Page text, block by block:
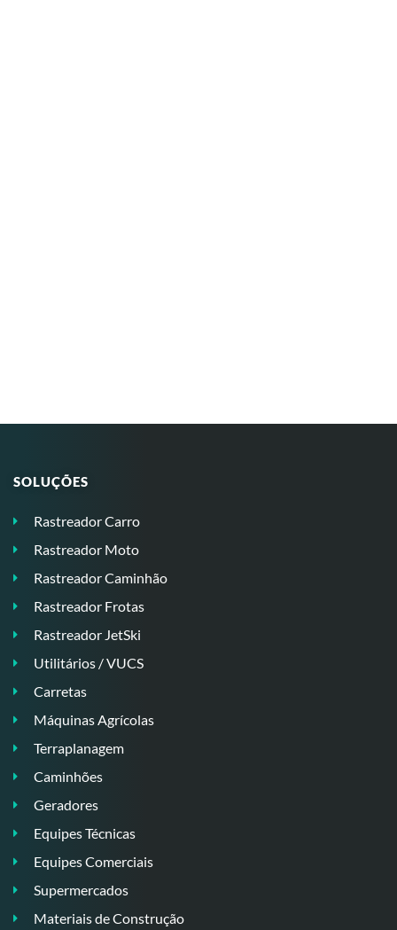
SOLUÇÕES
Rastreador Carro
Rastreador Moto
Rastreador Caminhão
Rastreador Frotas
Rastreador JetSki
Utilitários / VUCS
Carretas
Máquinas Agrícolas
Terraplanagem
Caminhões
Geradores
Equipes Técnicas
Equipes Comerciais
Supermercados
Materiais de Construção